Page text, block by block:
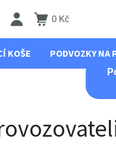
0 Kč
KOŠE PODVOZKY NA